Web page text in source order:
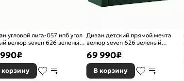
угловой лига-057 нпб угол
велюр seven 626 зеленый
₽
корзину
Диван детский прямой мечта
велюр seven 626 зеленый
69 990₽
В корзину